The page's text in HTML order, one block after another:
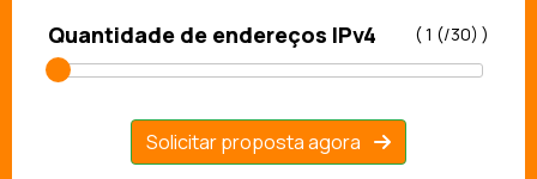
Quantidade de endereços IPv4 (1 (/30) )
Solicitar proposta agora